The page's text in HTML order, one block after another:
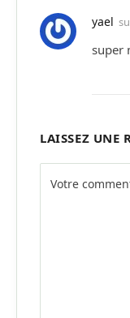
yael
super
LAISSEZ UNE